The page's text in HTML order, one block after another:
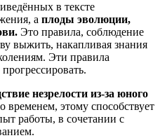
в тексте
а плоды эволюции,
Это правила, соблюдение
выжить, накапливая знания
Эти правила
незрелости из-за юного
временем, этому способствует
работы, в сочетании с